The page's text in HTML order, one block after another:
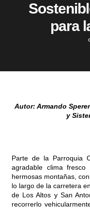
para
Autor: Armando
y
Parte de la Parroquia
agradable clima
hermosas montañas,
lo largo de la carretera
de Los Altos y San
recorrerlo